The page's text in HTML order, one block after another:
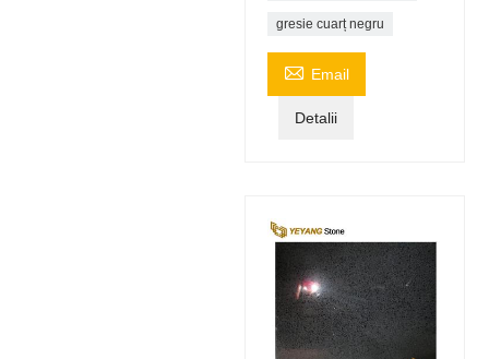
gresie cuarț negru
 Email
Detalii